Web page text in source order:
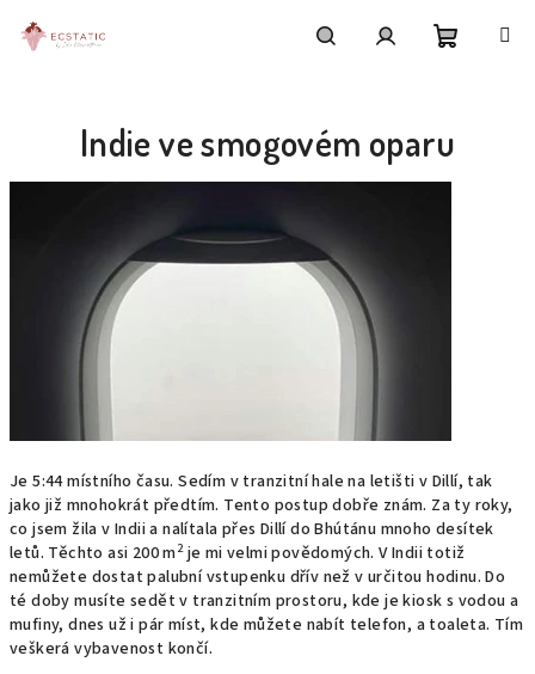
obsah
košík
Indie ve smogovém oparu
Je 5:44 místního času. Sedím v tranzitní hale na letišti v Dillí, tak
jako již mnohokrát předtím. Tento postup dobře znám. Za ty roky,
co jsem žila v Indii a nalítala přes Dillí do Bhútánu mnoho desítek
letů. Těchto asi 200 m2je mi velmi povědomých. V Indii totiž
nemůžete dostat palubní vstupenku dřív než v určitou hodinu. Do
té doby musíte sedět v tranzitním prostoru, kde je kiosk s vodou a
mufiny, dnes už i pár míst, kde můžete nabít telefon, a toaleta. Tím
veškerá vybavenost končí.